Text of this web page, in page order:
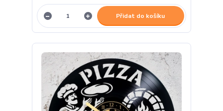
Přidat do košíku